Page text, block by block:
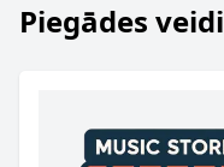
Piegādes veidi